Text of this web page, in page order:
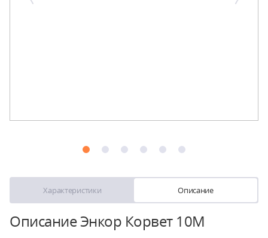
Характеристики Описание
Описание Энкор Корвет 10М